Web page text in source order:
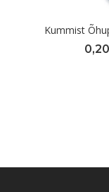
Kummist
0,20